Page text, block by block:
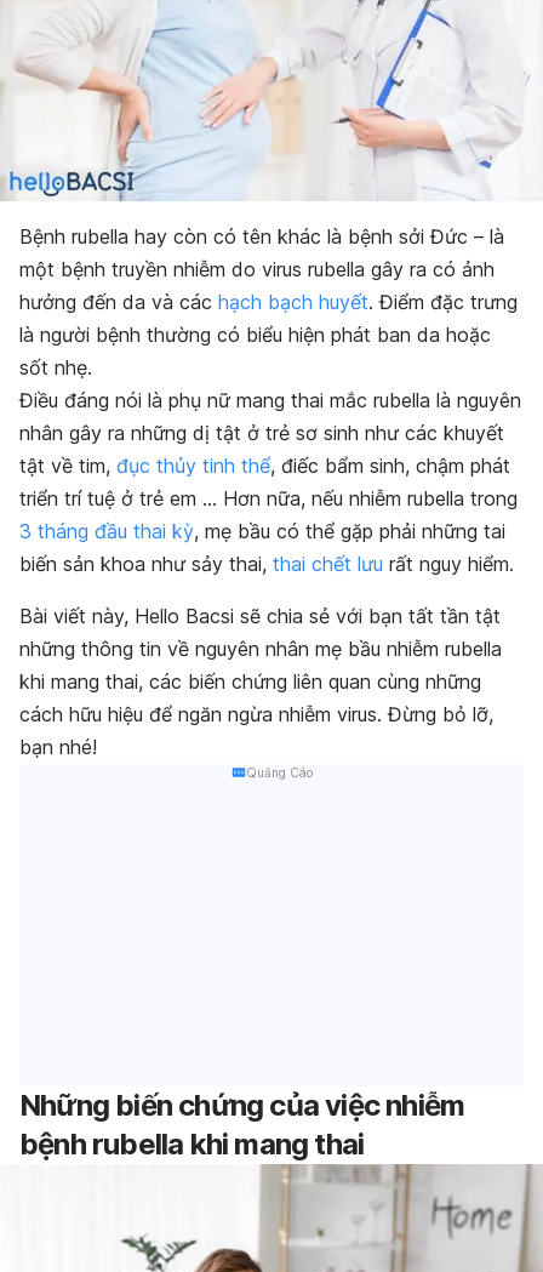
Bệnh rubella hay còn có tên khác là bệnh sởi Đức – là
một bệnh truyền nhiễm do virus rubella gây ra có ảnh
hưởng đến da và các hạch bạch huyết. Điểm đặc trưng
là người bệnh thường có biểu hiện phát ban da hoặc
sốt nhẹ.
Điều đáng nói là phụ nữ mang thai mắc rubella là nguyên
nhân gây ra những dị tật ở trẻ sơ sinh như các khuyết
tật về tim, đục thủy tinh thể, điếc bẩm sinh, chậm phát
triển trí tuệ ở trẻ em … Hơn nữa, nếu nhiễm rubella trong
3 tháng đầu thai kỳ, mẹ bầu có thể gặp phải những tai
biến sản khoa như sảy thai, thai chết lưu rất nguy hiểm.
Bài viết này, Hello Bacsi sẽ chia sẻ với bạn tất tần tật
những thông tin về nguyên nhân mẹ bầu nhiễm rubella
khi mang thai, các biến chứng liên quan cùng những
cách hữu hiệu để ngăn ngừa nhiễm virus. Đừng bỏ lỡ,
bạn nhé!
Quảng Cáo
Những biến chứng của việc nhiễm
bệnh rubella khi mang thai